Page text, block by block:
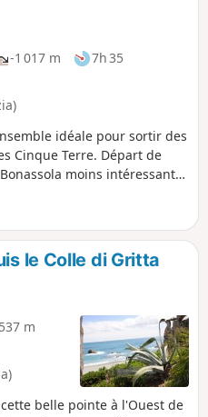
-1 017 m
7h 35
idéale pour sortir des
Cinque Terre. Départ de
moins intéressante
le Colle di Gritta
m
belle pointe à l'Ouest de